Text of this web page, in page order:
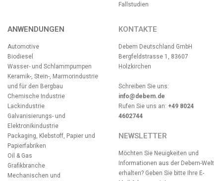
Fallstudien
ANWENDUNGEN
Automotive
Biodiesel
Wasser- und Schlammpumpen
Keramik-, Stein-, Marmorindustrie
und für den Bergbau
Chemische Industrie
Lackindustrie
Galvanisierungs- und
Elektronikindustrie
Packaging, Klebstoff, Papier und
Papierfabriken
Oil & Gas
Grafikbranche
Mechanischen und
KONTAKTE
Debem Deutschland GmbH
Bergfeldstrasse 1, 83607
Holzkirchen
Schreiben Sie uns:
info@debem.de
Rufen Sie uns an: +49 8024
4602744
NEWSLETTER
Möchten Sie Neuigkeiten und
Informationen aus der Debem-Welt
erhalten? Geben Sie bitte Ihre E-